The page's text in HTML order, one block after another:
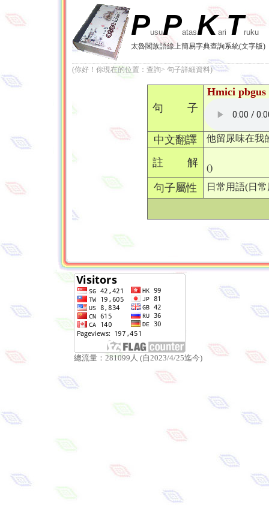
PusuPatasKariTruku
太魯閣族語線上簡易字典查詢系統(文字版)
(你好！你現在的位置：查詢> 句子詳細資料)
句 子
Hmici
中文翻譯 他留尿味在我
註 解 ()
句子屬性 日常用語(日
總流量：281099人 (自2023/4/25迄今)